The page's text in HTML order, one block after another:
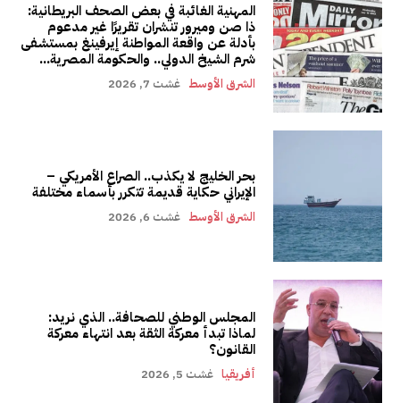
المهنية الغائبة في بعض الصحف البريطانية:
ذا صن وميرور تنشران تقريرًا غير مدعوم
بأدلة عن واقعة المواطنة إيرفينغ بمستشفى
شرم الشيخ الدولي.. والحكومة المصرية...
الشرق الأوسط غشت 7, 2026
بحر الخليج لا يكذب.. الصراع الأمريكي –
الإيراني حكاية قديمة تتكرر بأسماء مختلفة
الشرق الأوسط غشت 6, 2026
المجلس الوطني للصحافة.. الذي نريد:
لماذا تبدأ معركة الثقة بعد انتهاء معركة
القانون؟
أفريقيا غشت 5, 2026